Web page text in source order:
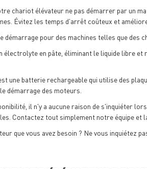
chariot élévateur ne pas démarrer par un
Évitez les temps d'arrêt coûteux et
démarrage pour des machines telles que des
électrolyte en pâte, éliminant le liquide libre
une batterie rechargeable qui utilise des
démarrage des moteurs.
il n'y a aucune raison de s'inquiéter
Contactez tout simplement notre équipe et
que vous avez besoin ? Ne vous inquiétez